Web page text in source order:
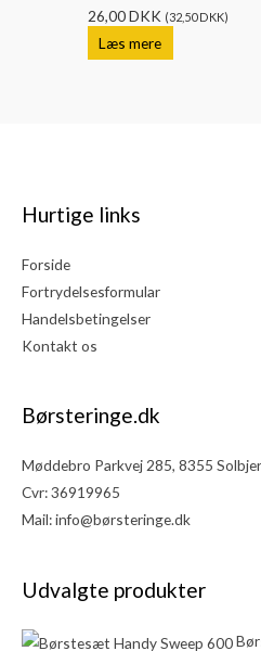
26,00DKK (32,50DKK)
Læs mere
Hurtige links
Forside
Fortrydelsesformular
Handelsbetingelser
Kontakt os
Børsteringe.dk
Møddebro Parkvej 285, 8355
Cvr: 36919965
Mail:info@børsteringe.dk
Udvalgte produkter